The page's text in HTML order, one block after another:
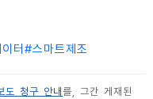
터 #스마트제조
도 청구 안내 를, 그간 게재된